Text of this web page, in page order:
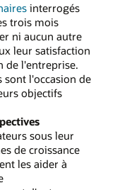
interrogés
trois mois
ni aucun autre
leur satisfaction
de l'entreprise.
sont l'occasion de
objectifs
sous leur
de croissance
les aider à